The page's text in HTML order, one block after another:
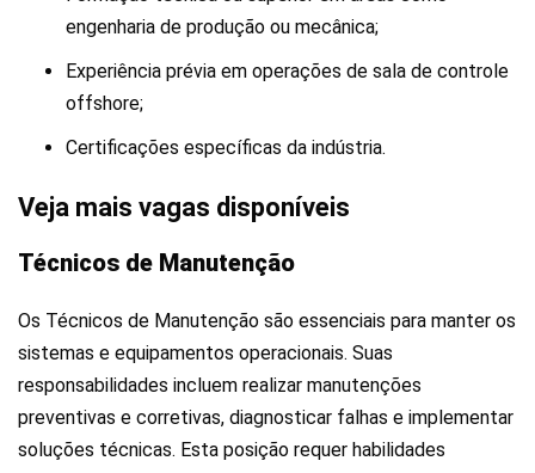
engenharia de produção ou mecânica;
Experiência prévia em operações de sala de controle
offshore;
Certificações específicas da indústria.
Veja mais vagas disponíveis
Técnicos de Manutenção
Os Técnicos de Manutenção são essenciais para manter os
sistemas e equipamentos operacionais. Suas
responsabilidades incluem realizar manutenções
preventivas e corretivas, diagnosticar falhas e implementar
soluções técnicas. Esta posição requer habilidades